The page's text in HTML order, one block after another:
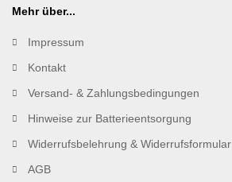
Mehr über...
Impressum
Kontakt
Versand- & Zahlungsbedingungen
Hinweise zur Batterieentsorgung
Widerrufsbelehrung & Widerrufsformular
AGB